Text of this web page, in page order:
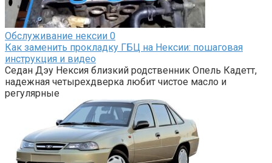
Обслуживание нексии 0
Как заменить прокладку ГБЦ на Нексии: пошаговая
инструкция и видео
Седан Дэу Нексия близкий родственник Опель Кадетт,
надежная четырехдверка любит чистое масло и
регулярные